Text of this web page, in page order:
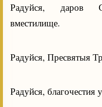
Радуйся, даров
вместилище.
Радуйся, Пресвятыя
Радуйся, благочестия